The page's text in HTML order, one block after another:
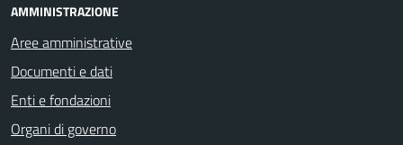
AMMINISTRAZIONE
Aree amministrative
Documenti e dati
Enti e fondazioni
Organi di governo